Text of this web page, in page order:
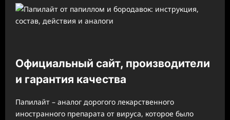
Официальный сайт, производители
и гарантия качества
Папилайт – аналог дорогого лекарственного
иностранного препарата от вируса, которое было